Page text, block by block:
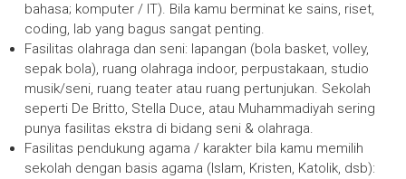
bahasa; komputer / IT). Bila kamu berminat ke sains, riset,
coding, lab yang bagus sangat penting.
Fasilitas olahraga dan seni: lapangan (bola basket, volley,
sepak bola), ruang olahraga indoor, perpustakaan, studio
musik/seni, ruang teater atau ruang pertunjukan. Sekolah
seperti De Britto, Stella Duce, atau Muhammadiyah sering
punya fasilitas ekstra di bidang seni & olahraga.
Fasilitas pendukung agama / karakter bila kamu memilih
sekolah dengan basis agama (Islam, Kristen, Katolik, dsb):